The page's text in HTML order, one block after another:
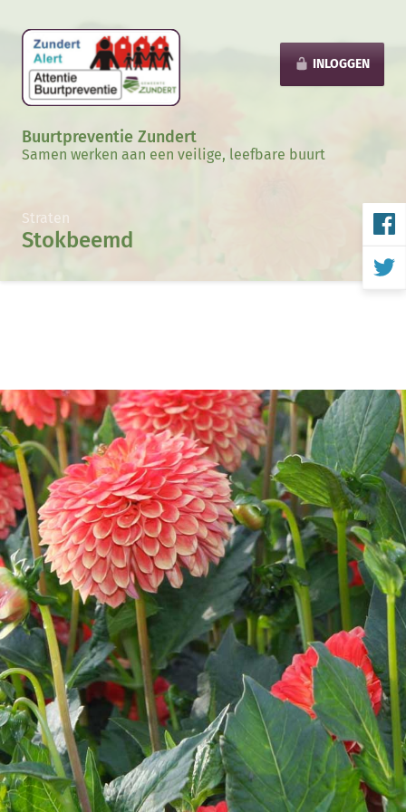
INLOGGEN
Buurtpreventie Zundert
Samen werken aan een veilige, leefbare buurt
Straten
Stokbeemd